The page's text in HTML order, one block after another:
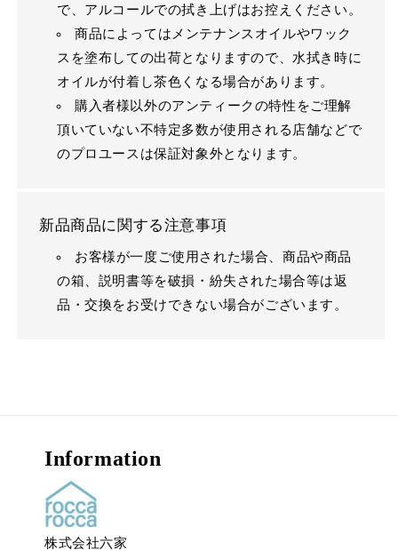
で、アルコールでの拭き上げはお控えください。
商品によってはメンテナンスオイルやワック
スを塗布しての出荷となりますので、水拭き時に
オイルが付着し茶色くなる場合があります。
購入者様以外のアンティークの特性をご理解
頂いていない不特定多数が使用される店舗などで
のプロユースは保証対象外となります。
新品商品に関する注意事項
お客様が一度ご使用された場合、商品や商品
の箱、説明書等を破損・紛失された場合等は返
品・交換をお受けできない場合がございます。
Information
株式会社六家